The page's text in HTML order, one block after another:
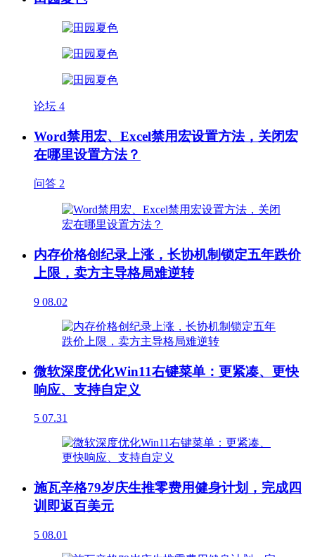
论坛 4
Word禁用宏、Excel禁用宏设置方法，关闭宏
在哪里设置方法？
问答 2
内存价格创纪录上涨，长协机制锁定五年跌价
上限，卖方主导格局难逆转
9 08.02
微软深度优化Win11右键菜单：更紧凑、更快
响应、支持自定义
5 07.31
施瓦辛格79岁庆生推零费用健身计划，完成四
训即返百美元
5 08.01